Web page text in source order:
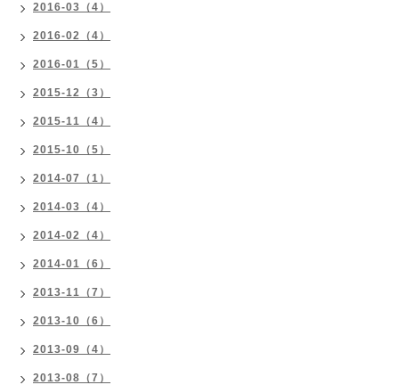
2016-03（4）
2016-02（4）
2016-01（5）
2015-12（3）
2015-11（4）
2015-10（5）
2014-07（1）
2014-03（4）
2014-02（4）
2014-01（6）
2013-11（7）
2013-10（6）
2013-09（4）
2013-08（7）